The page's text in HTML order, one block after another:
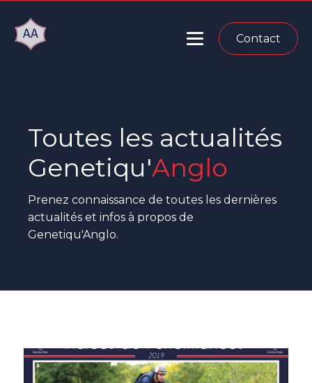
Contact
Toutes les actualités
Genetiqu'Anglo
Prenez connaissance de toutes les dernières
actualités et infos à propos de
Genetiqu'Anglo.